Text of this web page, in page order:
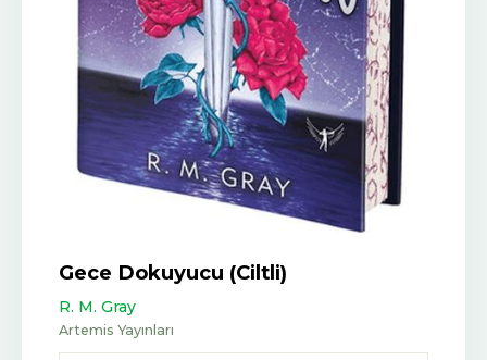
Gece Dokuyucu (Ciltli)
R. M. Gray
Artemis Yayınları